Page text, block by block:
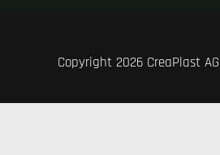
Copyright 2026 CreaPlast